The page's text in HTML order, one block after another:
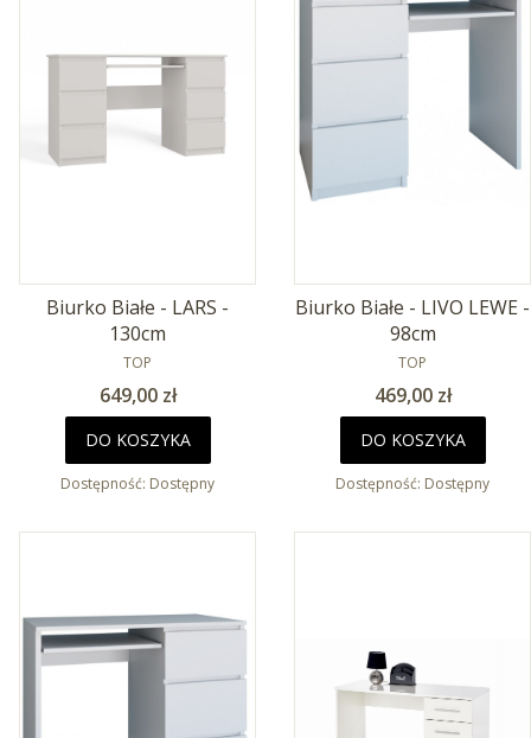
Biurko Białe - LARS -
130cm
PRODUCENT
TOP
Cena
649,00 zł
DO KOSZYKA
Dostępność: Dostępny
Biurko Białe - LIVO LEWE -
98cm
PRODUCENT
TOP
Cena
469,00 zł
DO KOSZYKA
Dostępność: Dostępny